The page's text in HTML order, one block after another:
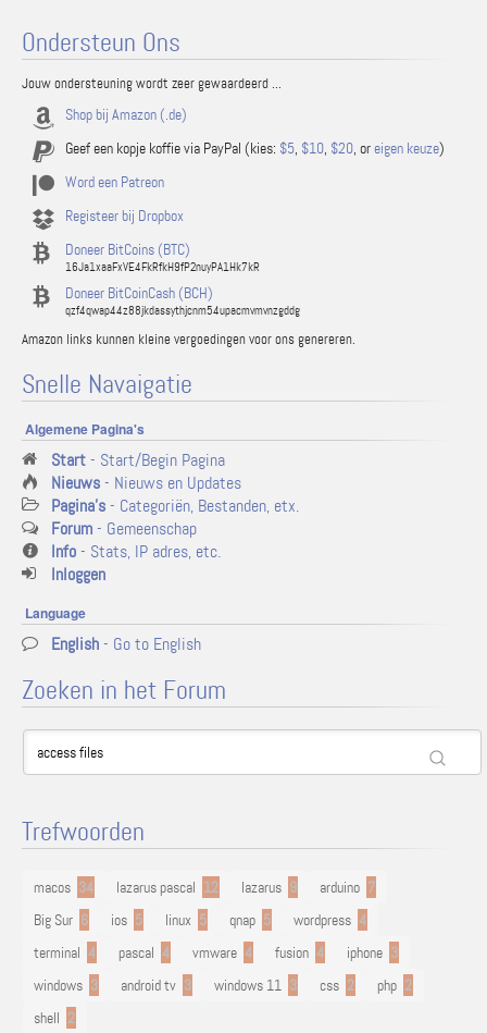
Ondersteun Ons
Jouw ondersteuning wordt zeer gewaardeerd ...
Shop bij Amazon (.de)
Geef een kopje koffie via PayPal (kies: $5, $10, $20, or eigen keuze)
Word een Patreon
Registeer bij Dropbox
Doneer BitCoins (BTC)
16Ja1xaaFxVE4FkRfkH9fP2nuyPA1Hk7kR
Doneer BitCoinCash (BCH)
qzf4qwap44z88jkdassythjcnm54upacmvmvnzgddg
Amazon links kunnen kleine vergoedingen voor ons genereren.
Snelle Navaigatie
Algemene Pagina's
Start- Start/Begin Pagina
Nieuws- Nieuws en Updates
Pagina's- Categoriën, Bestanden, etx.
Forum- Gemeenschap
Info- Stats, IP adres, etc.
Inloggen
Language
English- Go to English
Zoeken in het Forum
Trefwoorden
macos 34 lazarus pascal 12 lazarus 9 arduino 7
Big Sur 6 ios 5 linux 5 qnap 5 wordpress 4
terminal 4 pascal 4 vmware 4 fusion 4 iphone 3
windows 3 android tv 3 windows 11 3 css 2 php 2
shell 2